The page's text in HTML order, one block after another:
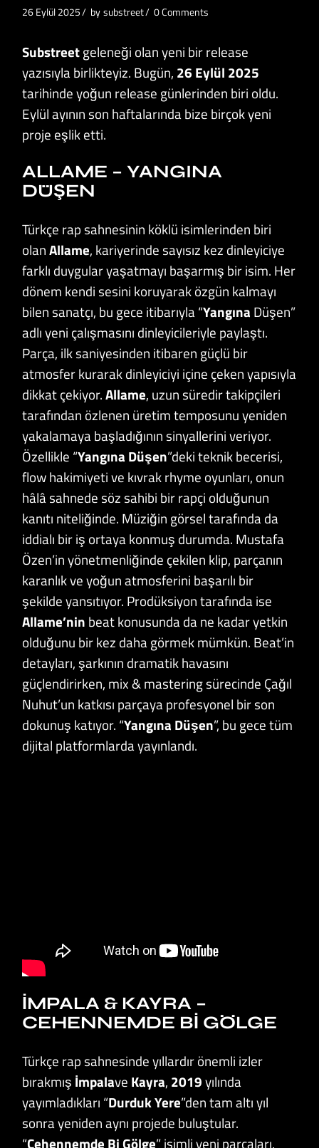
26 Eylül 2025 by substreet 0 Comments
Substreetgeleneği olan yeni bir release
yazısıyla birlikteyiz. Bugün, 26 Eylül 2025
tarihinde yoğun release günlerinden biri oldu.
Eylül ayının son haftalarında bize birçok yeni
proje eşlik etti.
ALLAME – YANGINA
DÜŞEN
Türkçe rap sahnesinin köklü isimlerinden biri
olanAllame, kariyerinde sayısız kez dinleyiciye
farklı duygular yaşatmayı başarmış bir isim. Her
dönem kendi sesini koruyarak özgün kalmayı
bilen sanatçı, bu gece itibarıyla “Yangına Düşen”
adlı yeni çalışmasını dinleyicileriyle paylaştı.
Parça, ilk saniyesinden itibaren güçlü bir
atmosfer kurarak dinleyiciyi içine çeken yapısıyla
dikkat çekiyor.Allame, uzun süredir takipçileri
tarafından özlenen üretim temposunu yeniden
yakalamaya başladığının sinyallerini veriyor.
Özellikle “Yangına Düşen”deki teknik becerisi,
flow hakimiyeti ve kıvrak rhyme oyunları, onun
hâlâ sahnede söz sahibi bir rapçi olduğunun
kanıtı niteliğinde. Müziğin görsel tarafında da
iddialı bir iş ortaya konmuş durumda. Mustafa
Özen’in yönetmenliğinde çekilen klip, parçanın
karanlık ve yoğun atmosferini başarılı bir
şekilde yansıtıyor. Prodüksiyon tarafında ise
Allame’nin beat konusunda da ne kadar yetkin
olduğunu bir kez daha görmek mümkün. Beat’in
detayları, şarkının dramatik havasını
güçlendirirken, mix & mastering sürecinde Çağıl
Nuhut’un katkısı parçaya profesyonel bir son
dokunuş katıyor. “Yangına Düşen”, bu gece tüm
dijital platformlarda yayınlandı.
İMPALA & KAYRA –
CEHENNEMDE BI GÖLGE
Türkçe rap sahnesinde yıllardır önemli izler
bırakmış İmpalave Kayra, 2019yılında
yayımladıkları “Durduk Yere”den tam altı yıl
sonra yeniden aynı projede buluştular.
“Cehennemde Bi Gölge” isimli yeni parçaları,